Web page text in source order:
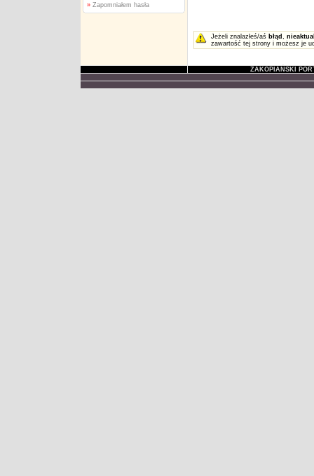
» Zapomniałem hasła
Jeżeli znalazłeś/aś błąd ,
zawartość tej strony i możesz je
ZAKOPIAŃSKI